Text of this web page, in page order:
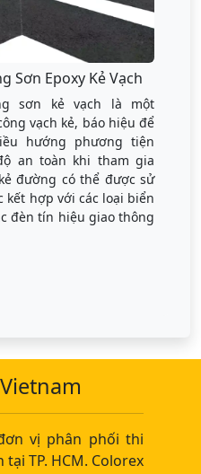
Sơn Epoxy Kẻ Vạch
sơn kẻ vạch là một
vạch kẻ, báo hiệu để
hướng phương tiện
an toàn khi tham gia
đường có thể được sử
kết hợp với các loại biển
đèn tín hiệu giao thông
vị phân phối thi
TP. HCM. Colorex